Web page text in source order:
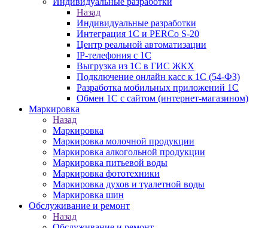
Назад
Индивидуальные разработки
Интеграция 1С и PERCo S-20
Центр реальной автоматизации
IP-телефония с 1С
Выгрузка из 1С в ГИС ЖКХ
Подключение онлайн касс к 1С (54-ФЗ)
Разработка мобильных приложений 1С
Обмен 1С с сайтом (интернет-магазином)
Маркировка
Назад
Маркировка
Маркировка молочной продукции
Маркировка алкогольной продукции
Маркировка питьевой воды
Маркировка фототехники
Маркировка духов и туалетной воды
Маркировка шин
Обслуживание и ремонт
Назад